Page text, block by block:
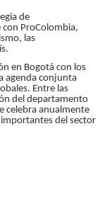
de
ProColombia,
las
en Bogotá con los
agenda conjunta
Entre las
del departamento
celebra anualmente
importantes del sector